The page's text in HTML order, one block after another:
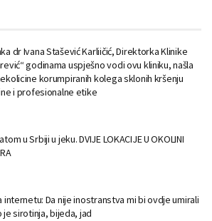
dr Ivana Stašević Karliičić, Direktorka Klinike
godinama uspješno vodi ovu kliniku, našla
korumpiranih kolega sklonih kršenju
i profesionalne etike
u Srbiji u jeku. DVIJE LOKACIJE U OKOLINI
internetu: Da nije inostranstva mi bi ovdje umirali
je sirotinja, bijeda, jad